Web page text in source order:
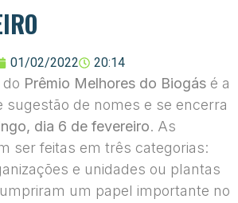
01/02/2022 20:14
Prêmio Melhores do Biogás é a
sugestão de nomes e se encerra
dia 6 de fevereiro. As
ser feitas em três categorias:
e unidades ou plantas
um papel importante no